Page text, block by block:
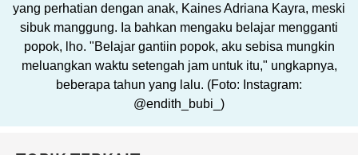
yang perhatian dengan anak, Kaines Adriana Kayra, meski
sibuk manggung. Ia bahkan mengaku belajar mengganti
popok, lho. "Belajar gantiin popok, aku sebisa mungkin
meluangkan waktu setengah jam untuk itu," ungkapnya,
beberapa tahun yang lalu. (Foto: Instagram:
@endith_bubi_)